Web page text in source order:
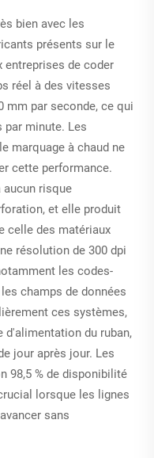
bien avec les
présents sur le
entreprises de coder
réel à des vitesses
mm par seconde, ce qui
par minute. Les
marquage à chaud ne
cette performance.
aucun risque
et elle produit
celle des matériaux
résolution de 300 dpi
les codes-
champs de données
ces systèmes,
du ruban,
jour après jour. Les
98,5 % de disponibilité
lorsque les lignes
sans